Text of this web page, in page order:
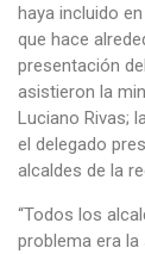
haya incluido
que hace
presentación
asistieron la
Luciano Rivas;
el delegado
alcaldes de la
“Todos los
problema era